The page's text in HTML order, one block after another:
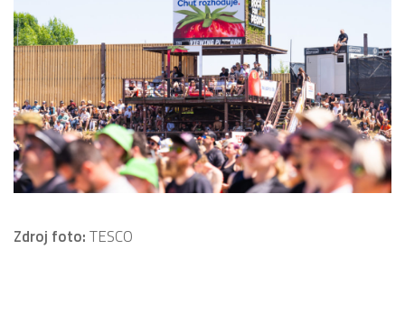
Zdroj foto:TESCO